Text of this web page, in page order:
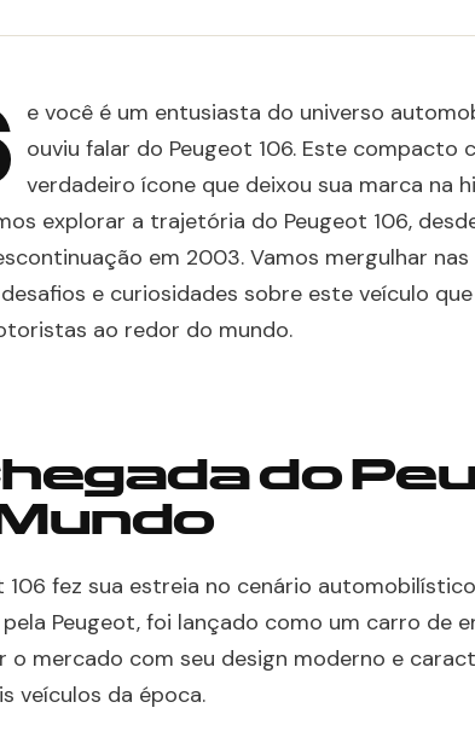
e você é um entusiasta do universo
ouviu falar do Peugeot 106. Este compacto
verdadeiro ícone que deixou sua marca na
explorar a trajetória do Peugeot 106,
em 2003. Vamos mergulhar
e curiosidades sobre este veículo
ao redor do mundo.
do
106 fez sua estreia no cenário
Peugeot, foi lançado como um carro de
o mercado com seu design moderno e
veículos da época.